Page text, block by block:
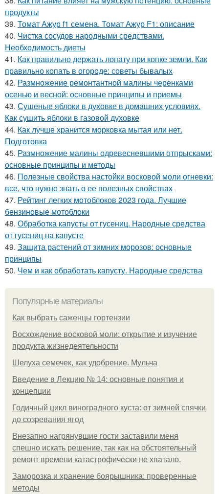
продукты
39. Томат Ажур f1 семена. Томат Ажур F1: описание
40. Чистка сосудов народными средствами.
Необходимость диеты
41. Как правильно держать лопату при копке земли. Как
правильно копать в огороде: советы бывалых
42. Размножение ремонтантной малины черенками
осенью и весной: основные принципы и приемы
43. Сушеные яблоки в духовке в домашних условиях.
Как сушить яблоки в газовой духовке
44. Как лучше хранится морковка мытая или нет.
Подготовка
45. Размножение малины одревесневшими отпрысками:
основные принципы и методы
46. Полезные свойства настойки восковой моли огневки:
все, что нужно знать о ее полезных свойствах
47. Рейтинг легких мотоблоков 2023 года. Лучшие
бензиновые мотоблоки
48. Обработка капусты от гусениц. Народные средства
от гусениц на капусте
49. Защита растений от зимних морозов: основные
принципы
50. Чем и как обработать капусту. Народные средства
Популярные материалы
Как выбрать саженцы гортензии
Восхождение восковой моли: открытие и изучение
продукта жизнедеятельности
Шелуха семечек, как удобрение. Мульча
Введение в Лекцию № 14: основные понятия и
концепции
Годичный цикл виноградного куста: от зимней спячки
до созревания ягод
Внезапно нагрянувшие гости заставили меня
спешно искать решение, так как на обстоятельный
ремонт времени катастрофически не хватало.
Заморозка и хранение боярышника: проверенные
методы